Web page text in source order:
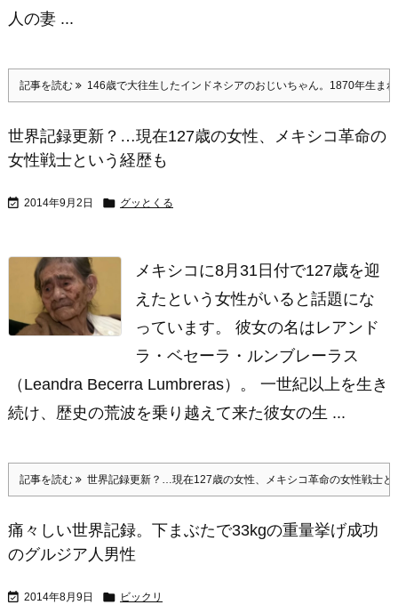
人の妻 ...
記事を読む 146歳で大往生したインドネシアのおじいちゃん。1870年生ま
世界記録更新？…現在127歳の女性、メキシコ革命の
女性戦士という経歴も
 2014年9月2日  グッとくる
メキシコに8月31日付で127歳を迎
えたという女性がいると話題にな
っています。 彼女の名はレアンド
ラ・ベセーラ・ルンブレーラス
（Leandra Becerra Lumbreras）。 一世紀以上を生き
続け、歴史の荒波を乗り越えて来た彼女の生 ...
記事を読む 世界記録更新？…現在127歳の女性、メキシコ革命の女性戦士と
痛々しい世界記録。下まぶたで33kgの重量挙げ成功
のグルジア人男性
 2014年8月9日  ビックリ